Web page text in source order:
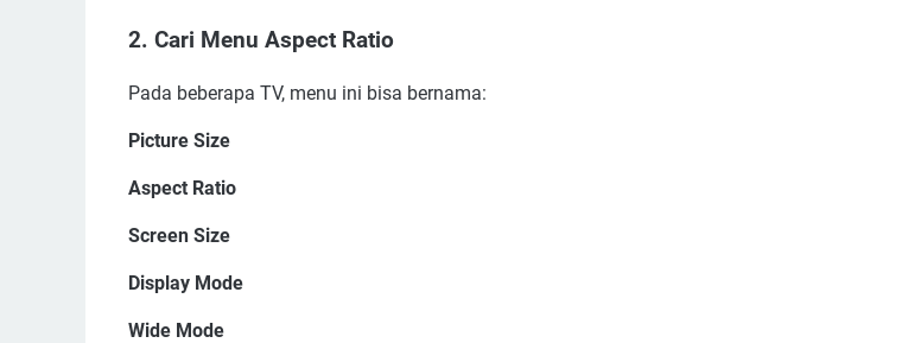
2. Cari Menu Aspect Ratio
Pada beberapa TV, menu ini bisa bernama:
Picture Size
Aspect Ratio
Screen Size
Display Mode
Wide Mode